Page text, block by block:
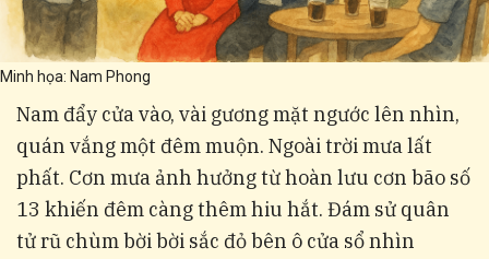
Minh họa: Nam Phong
Nam đẩy cửa vào, vài gương mặt ngước lên nhìn,
quán vắng một đêm muộn. Ngoài trời mưa lất
phất. Cơn mưa ảnh hưởng từ hoàn lưu cơn bão số
13 khiến đêm càng thêm hiu hắt. Đám sử quân
tử rũ chùm bời bời sắc đỏ bên ô cửa sổ nhìn